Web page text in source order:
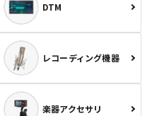
DTM
レコーディング機器
楽器アクセサリ